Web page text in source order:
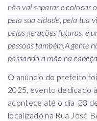
não vai separar e colocar
pela sua cidade, pela tua
pelas gerações futuras, é
pessoas também.A gente
passando a mão na
O anúncio do prefeito
2025, evento dedicado
acontece até o dia 23
localizado na Rua José